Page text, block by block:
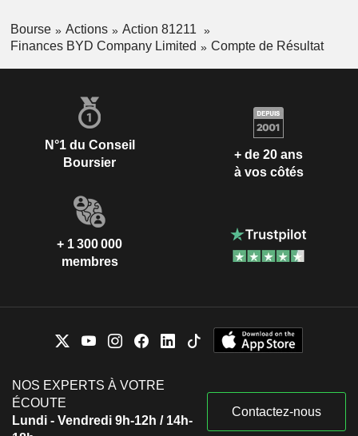
Bourse Actions
Action 81211
Finances BYD Company Limited
Compte de Résultat
N°1 du Conseil
Boursier
+ de 20 ans
à vos côtés
+ 1 300 000
membres
NOS EXPERTS À VOTRE
ÉCOUTE
Lundi - Vendredi 9h-12h / 14h-
Contactez-nous